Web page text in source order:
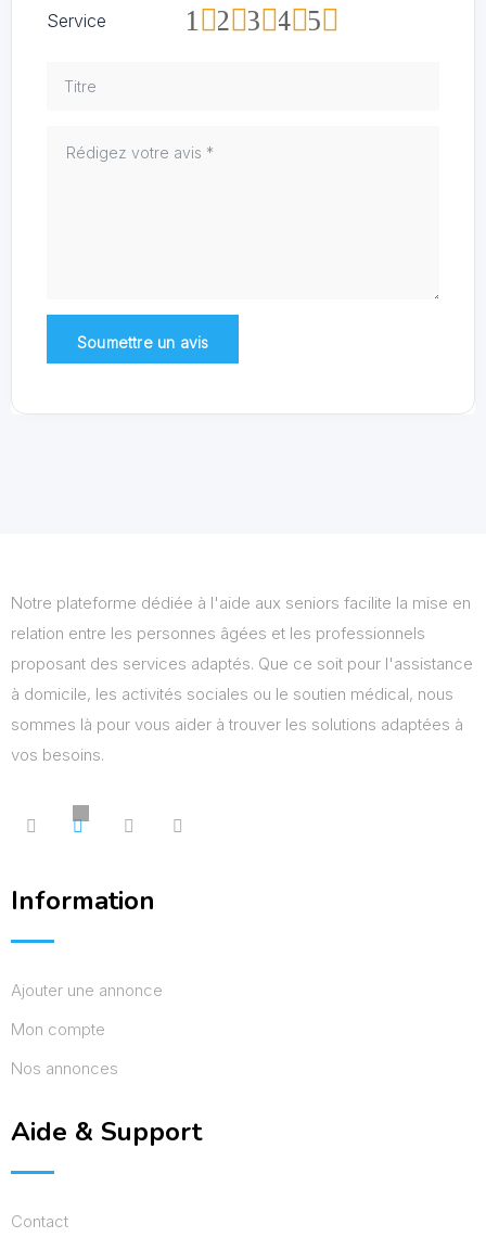
Service 5
4
3
2
1
Notre plateforme dédiée à l'aide aux seniors facilite la mise en
relation entre les personnes âgées et les professionnels
proposant des services adaptés. Que ce soit pour l'assistance
à domicile, les activités sociales ou le soutien médical, nous
sommes là pour vous aider à trouver les solutions adaptées à
vos besoins.
Information
Ajouter une annonce
Mon compte
Nos annonces
Aide & Support
Contact